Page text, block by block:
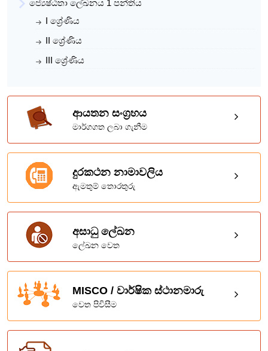
ජ්‍යෙෂ්ඨතා ලේඛනය 1 පන්තිය
I ශ්‍රේණිය
II ශ්‍රේණිය
III ශ්‍රේණිය
ආයතන සංග්‍රහය
මාර්ගගත ලබා ගැනීම
දුරකථන නාමාවලිය
ඇමතුම් තොරතුරු
අසාධු ලේඛන
ලේඛන වෙත
MISCO / වාර්ෂික ස්ථානමාරු
වෙත පිවිසීම